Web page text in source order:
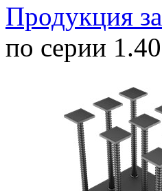
Продукция
по серии